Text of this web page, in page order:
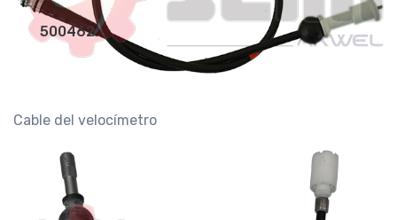
500462
Cable del velocímetro